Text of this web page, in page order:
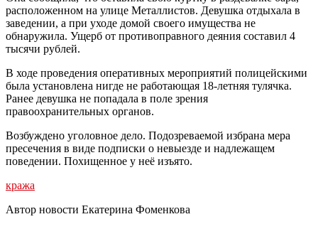
расположенном на улице Металлистов. Девушка отдыхала в
заведении, а при уходе домой своего имущества не
обнаружила. Ущерб от противоправного деяния составил 4
тысячи рублей.
В ходе проведения оперативных мероприятий полицейскими
была установлена нигде не работающая 18-летняя тулячка.
Ранее девушка не попадала в поле зрения
правоохранительных органов.
Возбуждено уголовное дело. Подозреваемой избрана мера
пресечения в виде подписки о невыезде и надлежащем
поведении. Похищенное у неё изъято.
кража
Автор новости Екатерина Фоменкова